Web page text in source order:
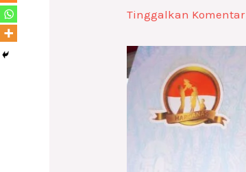
Tinggalkan Komentar